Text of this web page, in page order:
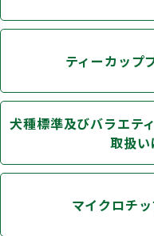
ティーカップ
犬種標準及びバラエテ
取扱い
マイクロチ